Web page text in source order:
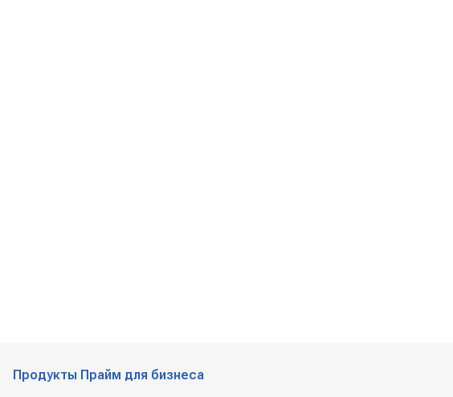
Продукты Прайм для бизнеса